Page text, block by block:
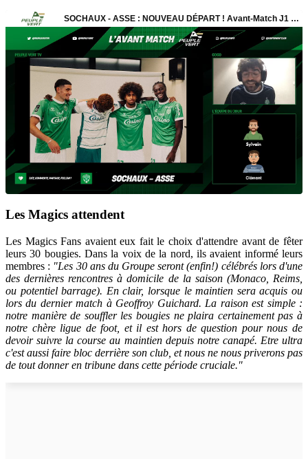
Les Magics attendent
Les Magics Fans avaient eux fait le choix d'attendre avant de fêter
leurs 30 bougies. Dans la voix de la nord, ils avaient informé leurs
membres : "Les 30 ans du Groupe seront (enfin!) célébrés lors d'une
des dernières rencontres à domicile de la saison (Monaco, Reims,
ou potentiel barrage). En clair, lorsque le maintien sera acquis ou
lors du dernier match à Geoffroy Guichard. La raison est simple :
notre manière de souffler les bougies ne plaira certainement pas à
notre chère ligue de foot, et il est hors de question pour nous de
devoir suivre la course au maintien depuis notre canapé. Etre ultra
c'est aussi faire bloc derrière son club, et nous ne nous priverons pas
de tout donner en tribune dans cette période cruciale."